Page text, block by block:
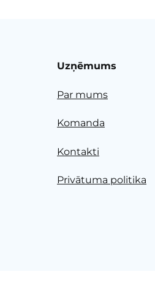
Uzņēmums
Par mums
Komanda
Kontakti
Privātuma politika